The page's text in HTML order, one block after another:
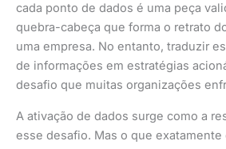
cada ponto de dados é uma peça
quebra-cabeça que forma o retrato
uma empresa. No entanto, traduzir
de informações em estratégias
desafio que muitas organizações
A ativação de dados surge como a
esse desafio. Mas o que exatamente